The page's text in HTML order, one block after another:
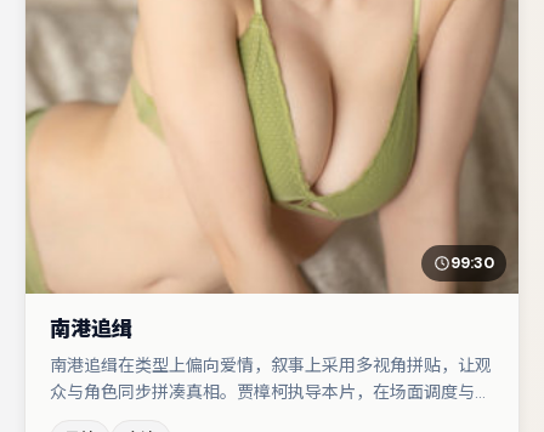
99:30
南港追缉
南港追缉在类型上偏向爱情，叙事上采用多视角拼贴，让观
众与角色同步拼凑真相。贾樟柯执导本片，在场面调度与表